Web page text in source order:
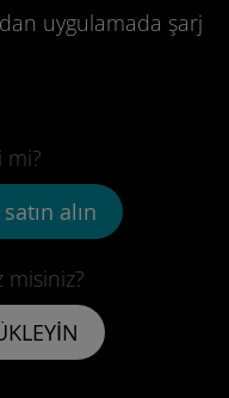
uygulamada şarj
mi?
alın